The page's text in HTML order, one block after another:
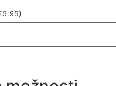
5.95)